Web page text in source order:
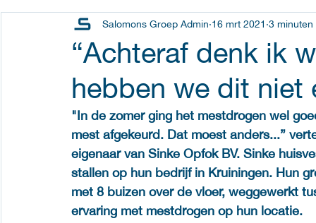
Salomons Pluimveebedrijven Innovatie & Ontwikkeling
“Achteraf denk ik
hebben we dit niet
Salomons Groep Admin 16 mrt 2021 3 minuten
"In de zomer ging het mestdrogen wel
mest afgekeurd. Dat moest anders...”
eigenaar van Sinke Opfok BV. Sinke
stallen op hun bedrijf in Kruiningen. Hun
met 8 buizen over de vloer, weggewerkt
ervaring met mestdrogen op hun locatie.